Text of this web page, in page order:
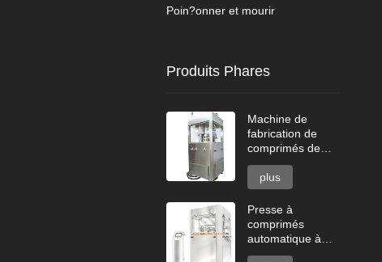
Poin?onner et mourir
Produits Phares
Machine de
fabrication de
comprimés de
nettoyant pour
cuvette de toilette
plus
Presse à
comprimés
automatique à
grande vitesse